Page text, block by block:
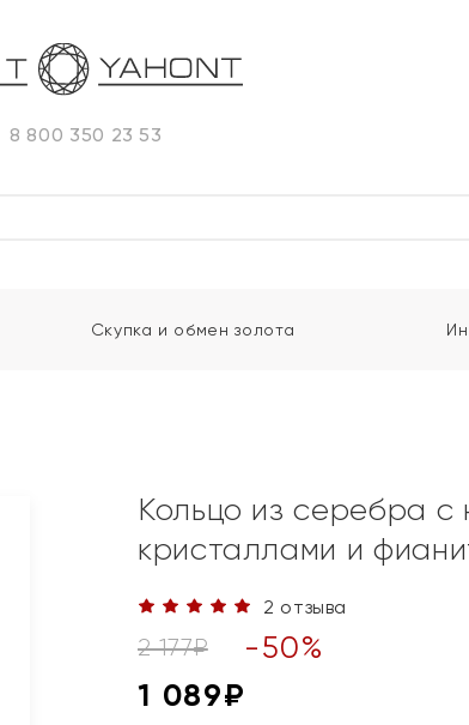
8 800 350 23 53
Скупка и обмен золота
Кольцо из серебра
кристаллами и
2 отзыва
2 177₽ -50%
1 089₽